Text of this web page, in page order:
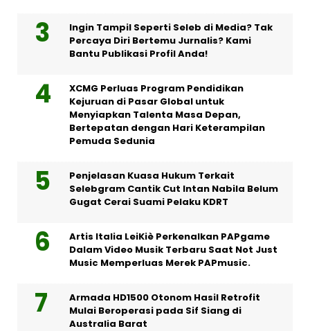
Ingin Tampil Seperti Seleb di Media? Tak
Percaya Diri Bertemu Jurnalis? Kami
Bantu Publikasi Profil Anda!
XCMG Perluas Program Pendidikan
Kejuruan di Pasar Global untuk
Menyiapkan Talenta Masa Depan,
Bertepatan dengan Hari Keterampilan
Pemuda Sedunia
Penjelasan Kuasa Hukum Terkait
Selebgram Cantik Cut Intan Nabila Belum
Gugat Cerai Suami Pelaku KDRT
Artis Italia LeiKiè Perkenalkan PAPgame
Dalam Video Musik Terbaru Saat Not Just
Music Memperluas Merek PAPmusic.
Armada HD1500 Otonom Hasil Retrofit
Mulai Beroperasi pada Sif Siang di
Australia Barat